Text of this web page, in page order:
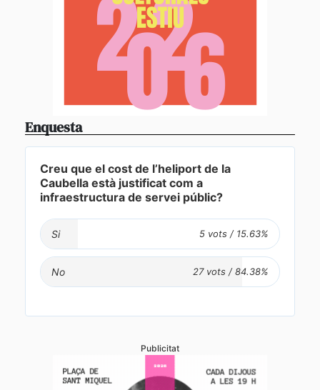
Enquesta
Creu que el cost de l’heliport de la
Caubella està justificat com a
infraestructura de servei públic?
Si
No
Publicitat